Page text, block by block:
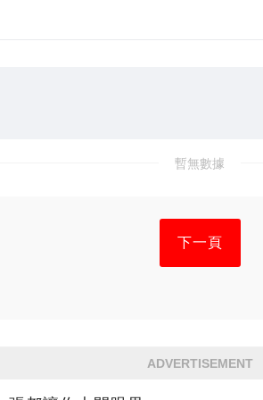
暫無數據
下一頁
ADVERTISEMENT